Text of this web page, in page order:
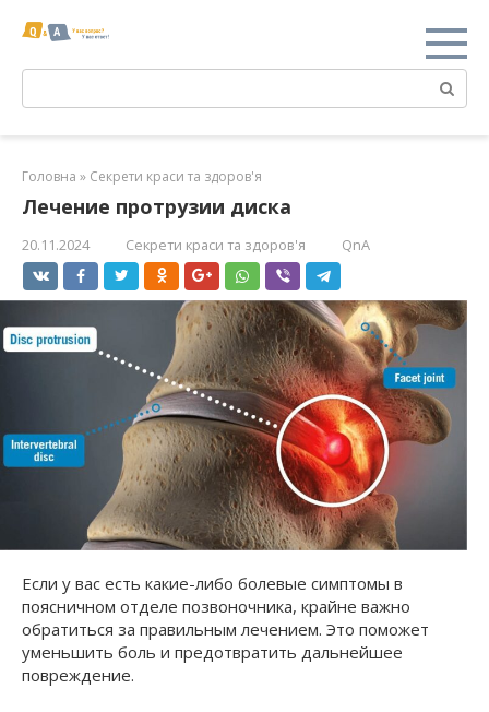
Поиск:
Головна » Секрети краси та здоров'я
Лечение протрузии диска
20.11.2024 Секрети краси та здоров'я QnA
Если у вас есть какие-либо болевые симптомы в
поясничном отделе позвоночника, крайне важно
обратиться за правильным лечением. Это поможет
уменьшить боль и предотвратить дальнейшее
повреждение.